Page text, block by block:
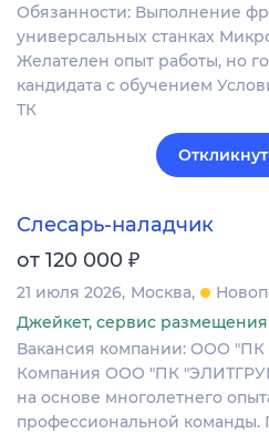
Обязанности: Выполнение
универсальных станках
Желателен опыт работы, но
кандидата с обучением
ТК
Слесарь-наладчик
от 120 000 ₽
21 июля 2026 Москва
Джейкет, сервис
Вакансия компании: ООО
Компания ООО "ПК
на основе многолетнего
профессиональной команды.